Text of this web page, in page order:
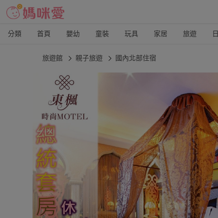
分類 首頁 嬰幼 童裝 玩具 家居 旅遊
旅遊館 親子旅遊 國內北部住宿